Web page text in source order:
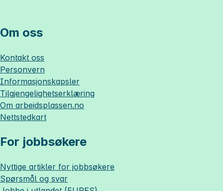
Om oss
Kontakt oss
Personvern
Informasjonskapsler
Tilgjengelighetserklæring
Om arbeidsplassen.no
Nettstedkart
For jobbsøkere
Nyttige artikler for jobbsøkere
Spørsmål og svar